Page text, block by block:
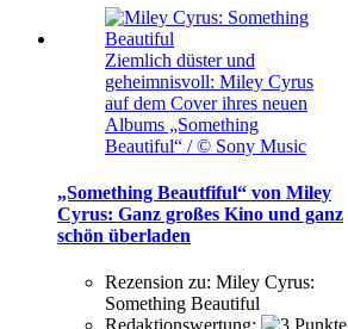
Ziemlich düster und
geheimnisvoll: Miley Cyrus
auf dem Cover ihres neuen
Albums „Something
Beautiful“ / © Sony Music
„Something Beautfiful“ von Miley
Cyrus: Ganz großes Kino und ganz
schön überladen
Rezension zu: Miley Cyrus:
Something Beautiful